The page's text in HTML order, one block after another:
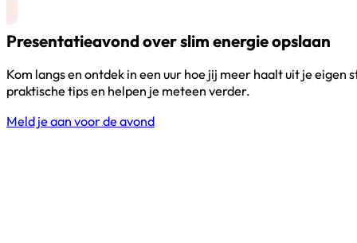
Presentatieavond over slim energie opslaan
Kom langs en ontdek in een uur hoe jij meer haalt uit je
praktische tips en helpen je meteen verder.
Meld je aan voor de avond